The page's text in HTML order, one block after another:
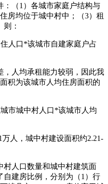
：（1）各城市家庭户结构与
房均位于城中村中；（3）租
：
口*该城市自建家庭户占
人均承租能力较弱，因此我
积为该城市人均住房面积的
城中村人口*该城市人均
人，城中村建设面积约2.21-
人口数量和城中村建筑面
自建房比例，分别为（1）行